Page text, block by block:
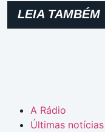
LEIA TAMBÉM
A Rádio
Últimas notícias